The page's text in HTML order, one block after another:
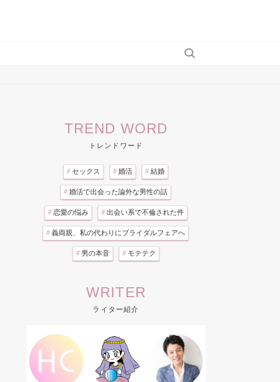
TREND WORD
トレンドワード
# セックス # 婚活 # 結婚
# 婚活で出会った論外な男性の話
# 恋愛の悩み # 出会い系で不倫された件
# 義両親、私の代わりにブライダルフェアへ
# 男の本音 # モテテク
WRITER
ライター紹介